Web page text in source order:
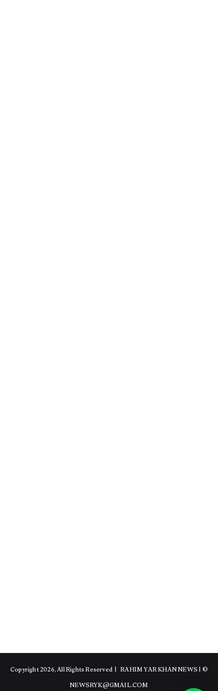
© Copyright 2026, All Rights Reserved |
RAHIM YAR KHAN NEWS|
NEWSRYK@GMAIL.COM